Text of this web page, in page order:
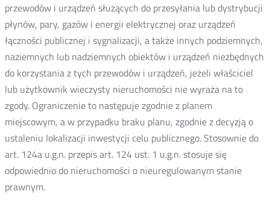
przewodów i urządzeń służących do przesyłania lub dystrybucji
płynów, pary, gazów i energii elektrycznej oraz urządzeń
łączności publicznej i sygnalizacji, a także innych podziemnych,
naziemnych lub nadziemnych obiektów i urządzeń niezbędnych
do korzystania z tych przewodów i urządzeń, jeżeli właściciel
lub użytkownik wieczysty nieruchomości nie wyraża na to
zgody. Ograniczenie to następuje zgodnie z planem
miejscowym, a w przypadku braku planu, zgodnie z decyzją o
ustaleniu lokalizacji inwestycji celu publicznego. Stosownie do
art. 124a u.g.n. przepis art. 124 ust. 1 u.g.n. stosuje się
odpowiednio do nieruchomości o nieuregulowanym stanie
prawnym.